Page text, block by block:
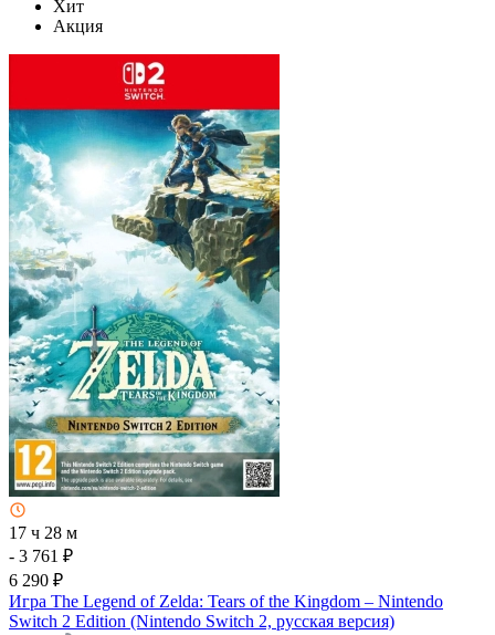
Хит
Акция
17 ч 28 м
- 3 761 ₽
6 290 ₽
Игра The Legend of Zelda: Tears of the Kingdom – Nintendo
Switch 2 Edition (Nintendo Switch 2, русская версия)